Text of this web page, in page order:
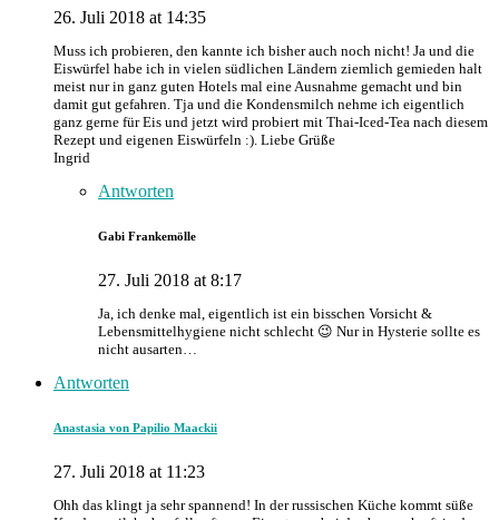
26. Juli 2018 at 14:35
Muss ich probieren, den kannte ich bisher auch noch nicht! Ja und die
Eiswürfel habe ich in vielen südlichen Ländern ziemlich gemieden halt
meist nur in ganz guten Hotels mal eine Ausnahme gemacht und bin
damit gut gefahren. Tja und die Kondensmilch nehme ich eigentlich
ganz gerne für Eis und jetzt wird probiert mit Thai-Iced-Tea nach diesem
Rezept und eigenen Eiswürfeln :). Liebe Grüße
Ingrid
Antworten
Gabi Frankemölle
27. Juli 2018 at 8:17
Ja, ich denke mal, eigentlich ist ein bisschen Vorsicht &
Lebensmittelhygiene nicht schlecht 😉 Nur in Hysterie sollte es
nicht ausarten…
Antworten
Anastasia von Papilio Maackii
27. Juli 2018 at 11:23
Ohh das klingt ja sehr spannend! In der russischen Küche kommt süße